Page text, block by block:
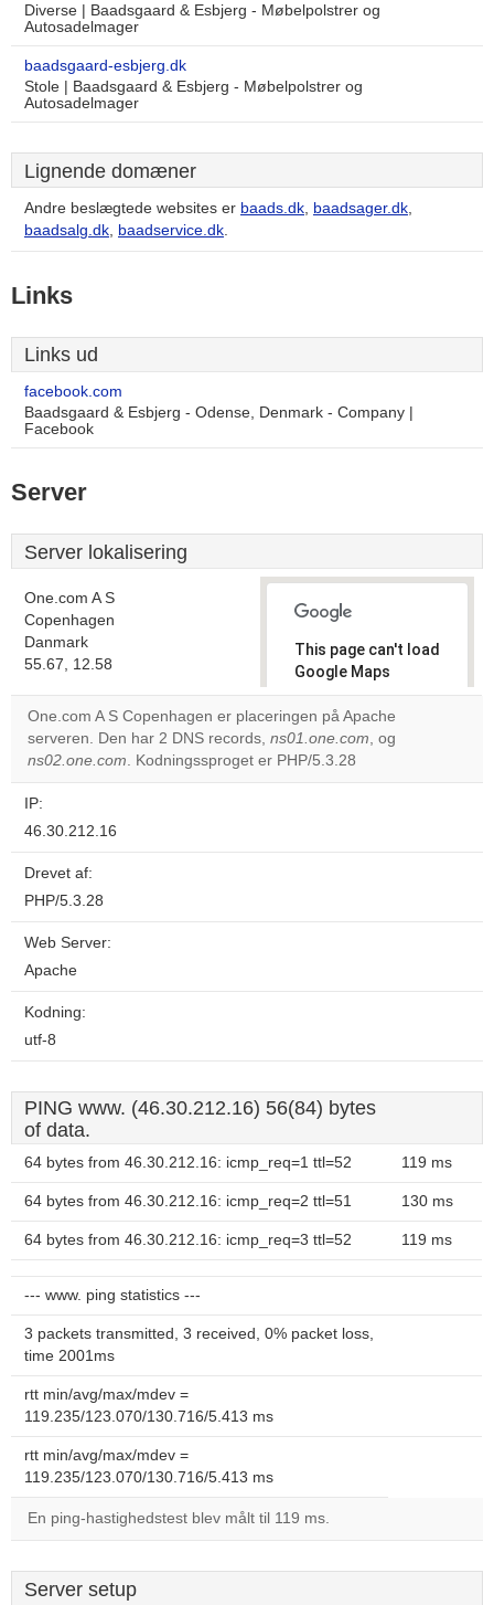
Diverse | Baadsgaard & Esbjerg - Møbelpolstrer og
Autosadelmager
baadsgaard-esbjerg.dk
Stole | Baadsgaard & Esbjerg - Møbelpolstrer og
Autosadelmager
Lignende domæner
Andre beslægtede websites er baads.dk, baadsager.dk,
baadsalg.dk, baadservice.dk.
Links
Links ud
facebook.com
Baadsgaard & Esbjerg - Odense, Denmark - Company |
Facebook
Server
Server lokalisering
One.com A S
Copenhagen
Danmark
55.67, 12.58
This page can't load
Google Maps
correctly.
Do you
own this
One.com A S Copenhagen er placeringen på Apache
serveren. Den har 2 DNS records, ns01.one.com, og
ns02.one.com. Kodningssproget er PHP/5.3.28
IP:
46.30.212.16
Drevet af:
PHP/5.3.28
Web Server:
Apache
Kodning:
utf-8
PING www. (46.30.212.16) 56(84) bytes
of data.
64 bytes from 46.30.212.16: icmp_req=1 ttl=52 119 ms
64 bytes from 46.30.212.16: icmp_req=2 ttl=51 130 ms
64 bytes from 46.30.212.16: icmp_req=3 ttl=52 119 ms
--- www. ping statistics ---
3 packets transmitted, 3 received, 0% packet loss,
time 2001ms
rtt min/avg/max/mdev =
119.235/123.070/130.716/5.413 ms
rtt min/avg/max/mdev =
119.235/123.070/130.716/5.413 ms
En ping-hastighedstest blev målt til 119 ms.
Server setup